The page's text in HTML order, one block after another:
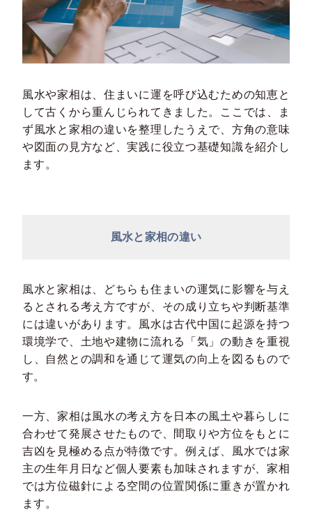
風水や家相は、住まいに運を呼び込むための知恵と
して古くから重んじられてきました。ここでは、ま
ず風水と家相の違いを整理したうえで、方角の意味
や図面の見方など、実践に役立つ基礎知識を紹介し
ます。
風水と家相の違い
風水と家相は、どちらも住まいの運気に影響を与え
るとされる考え方ですが、その成り立ちや判断基準
には違いがあります。風水は古代中国に起源を持つ
環境学で、土地や建物に流れる「気」の動きを重視
し、自然との調和を通じて運気の向上を図るもので
す。
一方、家相は風水の考え方を日本の風土や暮らしに
合わせて発展させたもので、間取りや方位をもとに
吉凶を見極める点が特徴です。例えば、風水では家
主の生年月日など個人要素も加味されますが、家相
では方位磁針による空間の位置関係に重きが置かれ
ます。